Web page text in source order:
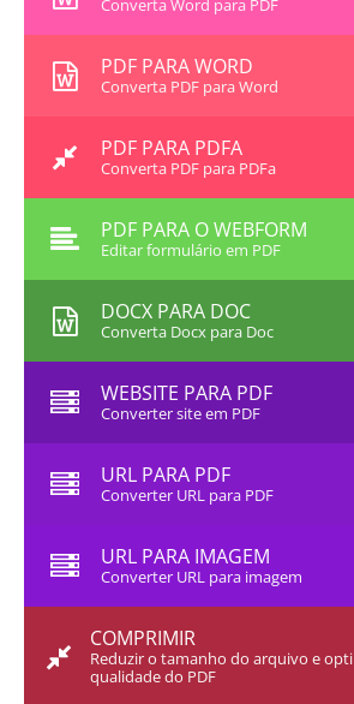
Converta Word para PDF
PDF PARA WORD
Converta PDF para Word
PDF PARA PDFA
Converta PDF para PDFa
PDF PARA O WEBFORM
Editar formulário em PDF
DOCX PARA DOC
Converta Docx para Doc
WEBSITE PARA PDF
Converter site em PDF
URL PARA PDF
Converter URL para PDF
URL PARA IMAGEM
Converter URL para imagem
COMPRIMIR
Reduzir o tamanho do arquivo e
qualidade do PDF